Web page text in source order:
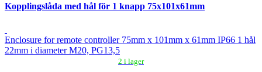
Kopplingslåda med hål för 1 knapp 75x101x61mm
Enclosure for remote controller 75mm x 101mm x 61mm IP66 1 hål
22mm i diameter M20, PG13,5
2 i lager